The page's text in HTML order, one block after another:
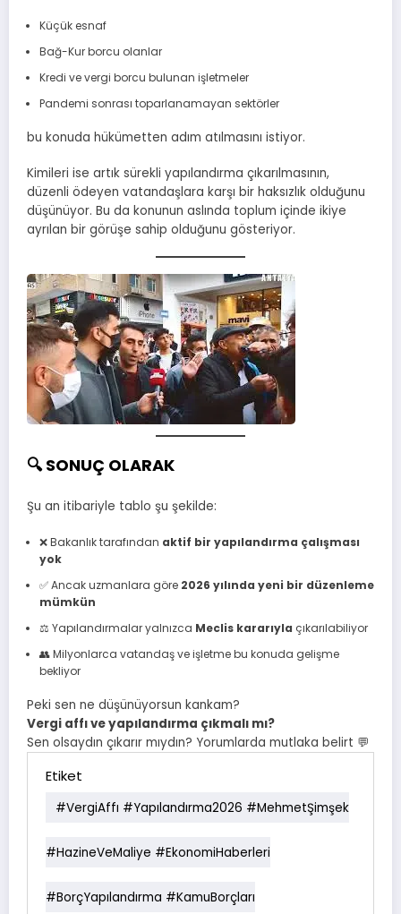
Küçük esnaf
Bağ-Kur borcu olanlar
Kredi ve vergi borcu bulunan işletmeler
Pandemi sonrası toparlanamayan sektörler
bu konuda hükümetten adım atılmasını istiyor.
Kimileri ise artık sürekli yapılandırma çıkarılmasının,
düzenli ödeyen vatandaşlara karşı bir haksızlık olduğunu
düşünüyor. Bu da konunun aslında toplum içinde ikiye
ayrılan bir görüşe sahip olduğunu gösteriyor.
🔍 SONUÇ OLARAK
Şu an itibariyle tablo şu şekilde:
❌ Bakanlık tarafından aktif bir yapılandırma çalışması
yok
✅ Ancak uzmanlara göre 2026 yılında yeni bir düzenleme
mümkün
⚖️ Yapılandırmalar yalnızca Meclis kararıyla çıkarılabiliyor
👥 Milyonlarca vatandaş ve işletme bu konuda gelişme
bekliyor
Peki sen ne düşünüyorsun kankam?
Vergi affı ve yapılandırma çıkmalı mı?
Sen olsaydın çıkarır mıydın? Yorumlarda mutlaka belirt 💬
Etiket
#VergiAffı #Yapılandırma2026 #MehmetŞimşek
#HazineVeMaliye #EkonomiHaberleri
#BorçYapılandırma #KamuBorçları